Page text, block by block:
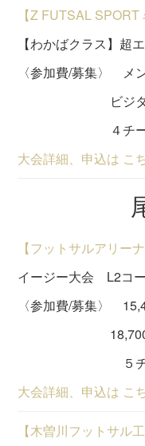
【Z FUTSAL SPORT
【わかばクラス】
〈参加費/募集〉 メ
ビジター会
４チー
大会詳細、申込は こ
【フットサルアリーナ
イージー大会 L2コ
〈参加費/募集〉
18,700円(未
５チー
大会詳細、申込は こ
【木曽川フットサル工